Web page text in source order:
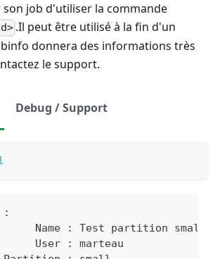
job d'utiliser la commande
.Il peut être utilisé à la fin d'un
donnera des informations très
le support.
Debug / Support
:
Name : Test partition small
User : marteau